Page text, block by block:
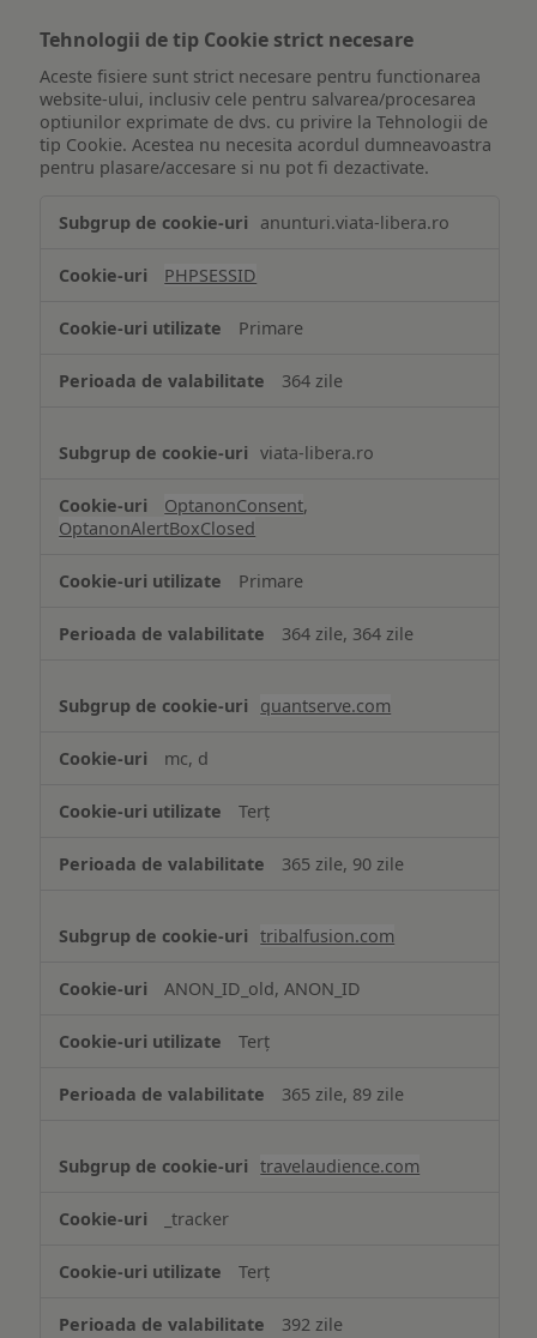
Tehnologii de tip Cookie strict necesare
Aceste fisiere sunt strict necesare pentru functionarea
website-ului, inclusiv cele pentru salvarea/procesarea
optiunilor exprimate de dvs. cu privire la Tehnologii de
tip Cookie. Acestea nu necesita acordul dumneavoastra
pentru plasare/accesare si nu pot fi dezactivate.
de
Cookie
necesare
anunturi.viata-libera.ro
PHPSESSID
Primare
364 zile
viata-libera.ro
OptanonConsent,
OptanonAlertBoxClosed
Primare
364 zile, 364 zile
quantserve.com
mc, d
Terț
365 zile, 90 zile
tribalfusion.com
ANON_ID_old, ANON_ID
Terț
365 zile, 89 zile
travelaudience.com
_tracker
Terț
392 zile